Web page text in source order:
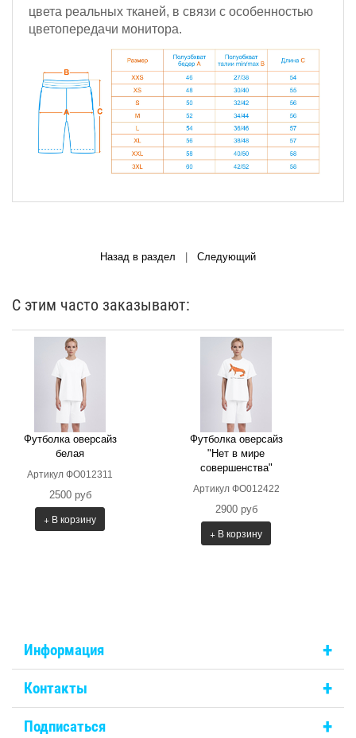
цвета реальных тканей, в связи с особенностью
цветопередачи монитора.
Назад в раздел Следующий
С этим часто заказывают:
Футболка оверсайз
белая
Артикул ФО012311
2500 руб
+ В корзину
Футболка оверсайз
"Нет в мире
совершенства"
Артикул ФО012422
2900 руб
+ В корзину
Информация +
Контакты +
Подписаться +